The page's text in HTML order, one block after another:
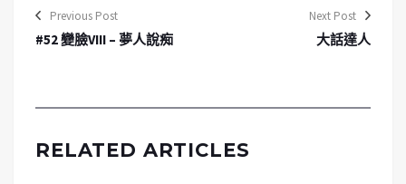
Previous Post
#52 變臉VIII – 夢人說痴
Next Post
大話達人
RELATED ARTICLES